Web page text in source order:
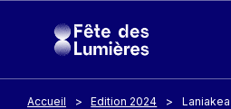
Accueil Edition 2024